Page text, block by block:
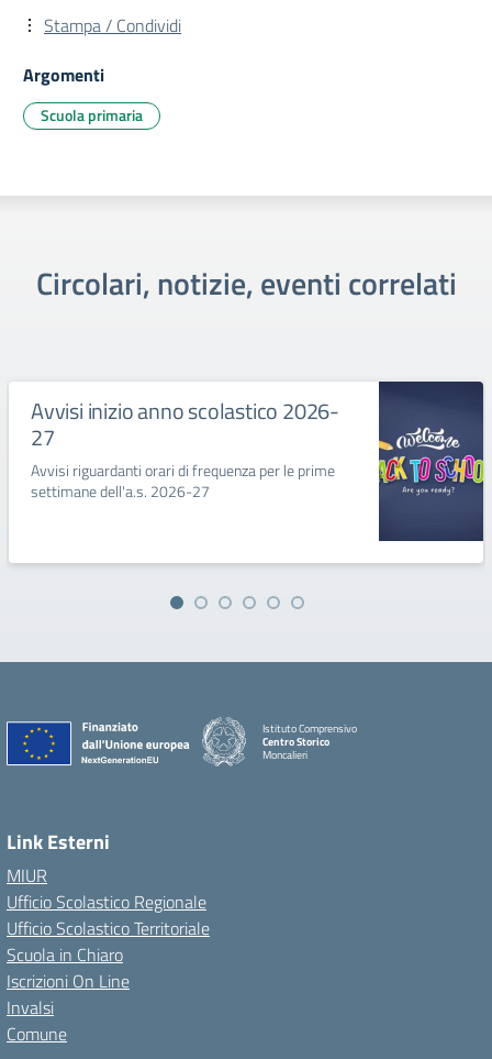
Stampa / Condividi
Argomenti
Scuola primaria
Circolari, notizie, eventi correlati
Avvisi inizio anno scolastico 2026-
27
Avvisi riguardanti orari di frequenza per le prime
settimane dell'a.s. 2026-27
Istituto Comprensivo
Centro Storico
Moncalieri
Link Esterni
MIUR
Ufficio Scolastico Regionale
Ufficio Scolastico Territoriale
Scuola in Chiaro
Iscrizioni On Line
Invalsi
Comune